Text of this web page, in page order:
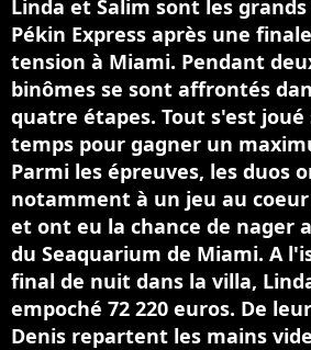
Linda et Salim sont les
Pékin Express après une
tension à Miami. Pendant
binômes se sont affrontés
quatre étapes. Tout s'est joué
temps pour gagner un
Parmi les épreuves, les duos
notamment à un jeu au coeur
et ont eu la chance de nager
du Seaquarium de Miami. A
final de nuit dans la villa,
empoché 72 220 euros. De
Denis repartent les mains